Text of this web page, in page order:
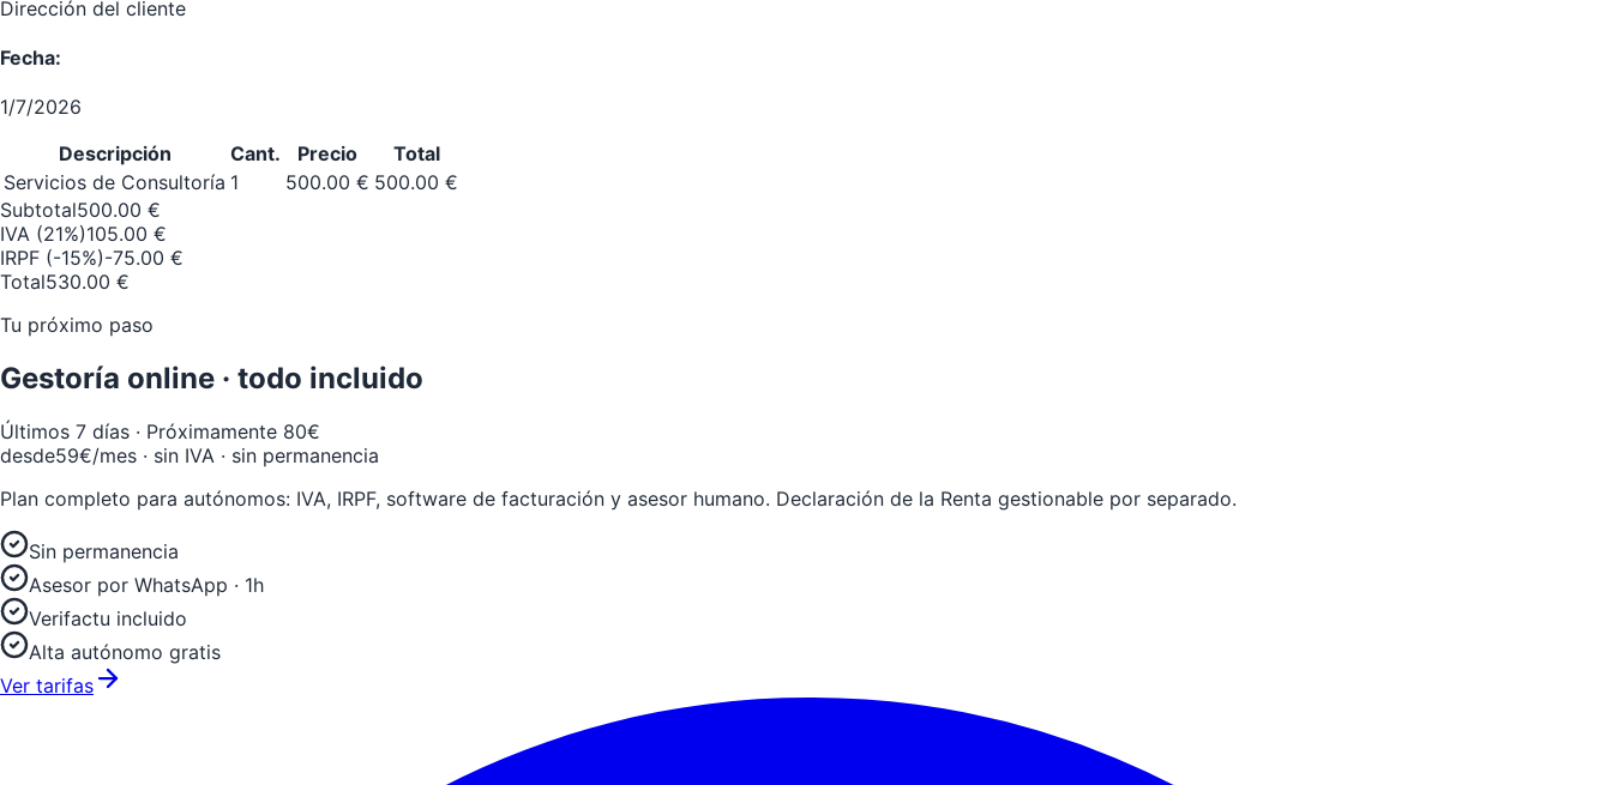
Dirección del cliente
Fecha:
1/7/2026
Descripción
Cant. Precio
Total
Servicios de Consultoría 1 500.00 € 500.00 €
Subtotal500.00 €
IVA (21%)105.00 €
IRPF (-15%)-75.00 €
Total530.00 €
Tu próximo paso
Gestoría online · todo incluido
Últimos 7 días · Próximamente 80€
desde59€/mes · sin IVA · sin permanencia
Plan completo para autónomos: IVA, IRPF, software de facturación y asesor humano. Declaración de la Renta gestionable por separado.
Sin permanencia
Asesor por WhatsApp · 1h
Verifactu incluido
Alta autónomo gratis
Ver tarifas